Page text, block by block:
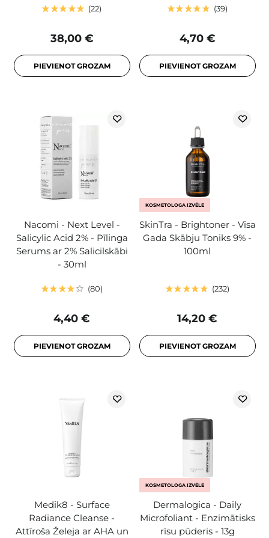
22
38,00 €
PIEVIENOT GROZAM
39
4,70 €
PIEVIENOT GROZAM
Nacomi - Next Level -
Salicylic Acid 2% - Pīlinga
Serums ar 2% Salicilskābi
- 30ml
80
4,40 €
PIEVIENOT GROZAM
KOSMETOLOGA IZVĒLE
SkinTra - Brightoner - Visa
Gada Skābju Toniks 9% -
100ml
232
14,20 €
PIEVIENOT GROZAM
Medik8 - Surface
Radiance Cleanse -
Attīroša Želeja ar AHA un
KOSMETOLOGA IZVĒLE
Dermalogica - Daily
Microfoliant - Enzimātisks
rīsu pūderis - 13g